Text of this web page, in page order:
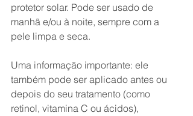
protetor solar. Pode ser usado de
manhã e/ou à noite, sempre com a
pele limpa e seca.
Uma informação importante: ele
também pode ser aplicado antes ou
depois do seu tratamento (como
retinol, vitamina C ou ácidos),